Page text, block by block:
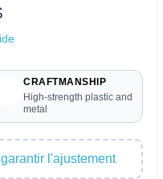
CRAFTMANSHIP
High-strength plastic and
metal
l'ajustement